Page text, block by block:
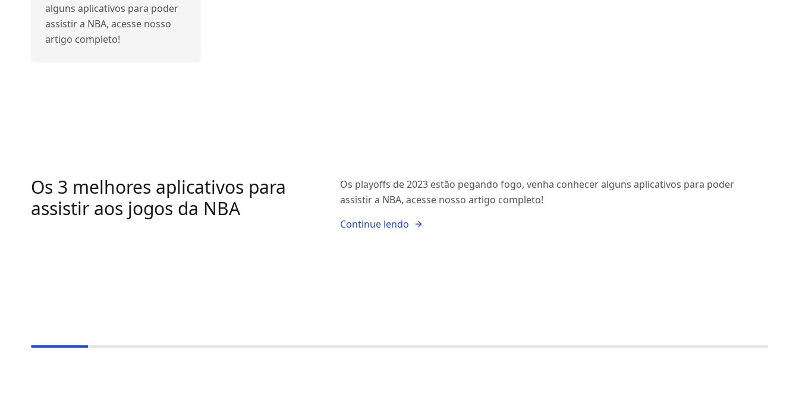
alguns aplicativos para poder
assistir a NBA, acesse nosso
artigo completo!
Os 3 melhores aplicativos para
assistir aos jogos da NBA
Os playoffs de 2023 estão pegando fogo, venha conhecer alguns aplicativos para poder
assistir a NBA, acesse nosso artigo completo!
Continue lendo